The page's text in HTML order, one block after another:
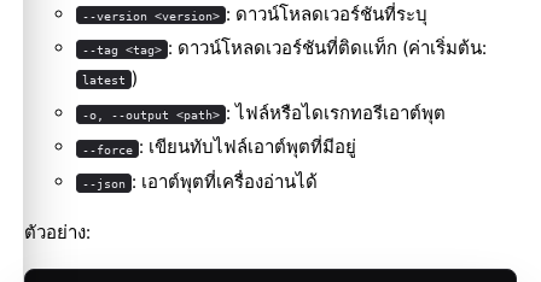
--version <version> : ดาวน์โหลดเวอร์ชันที่ระบุ
--tag <tag> : ดาวน์โหลดเวอร์ชันที่ติดแท็ก (ค่าเริ่มต้น:
latest )
-o, --output <path> : ไฟล์หรือไดเรกทอรีเอาต์พุต
--force : เขียนทับไฟล์เอาต์พุตที่มีอยู่
--json : เอาต์พุตที่เครื่องอ่านได้
ตัวอย่าง: